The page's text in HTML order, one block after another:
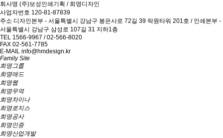
회사명 (주)보성인쇄기획 / 희명디자인
사업자번호 120-81-87839
주소 디자인본부 - 서울특별시 강남구 봉은사로 72길 39 락원타워 201호 / 인쇄본부 -
서울특별시 강남구 삼성로 107길 31 지하1층
TEL 1566-9967 / 02-566-8020
FAX 02-561-7785
E-MAIL info@hmdesign.kr
Family Site
희명그룹
희명애드
희명웹
희명무역
희명차이나
희명로지스
희명공사
희명인증
희명산업개발